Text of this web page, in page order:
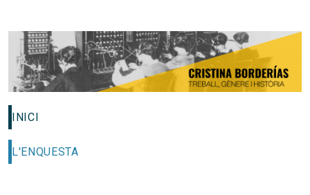
INICI
L'ENQUESTA